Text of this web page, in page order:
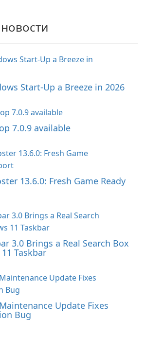
Start-Up a Breeze in 2026
7.0.9 available
13.6.0: Fresh Game Ready
3.0 Brings a Real Search Box
Taskbar
Update Fixes
Bug